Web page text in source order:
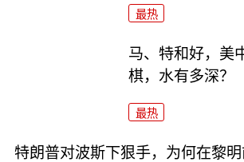
最热
马、特和好，美
棋，水有多深？
最热
特朗普对波斯下狠手，为何在黎明